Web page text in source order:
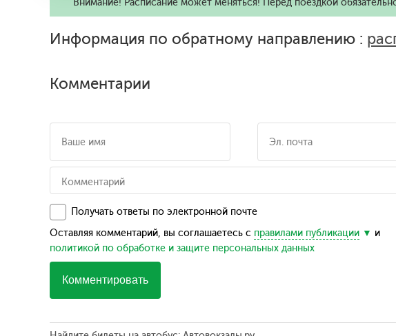
Внимание! Расписание может меняться! Перед поездкой
Информация по обратному направлению :
Комментарии
Получать ответы по электронной почте
Оставляя комментарий, вы соглашаетесь с правилами публикации
и
политикой по обработке и защите персональных данных
Комментировать